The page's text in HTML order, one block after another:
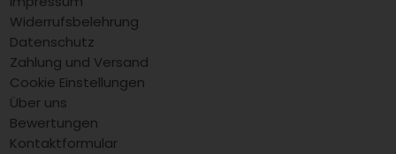
Widerrufsbelehrung
Datenschutz
Zahlung und Versand
Cookie Einstellungen
Über uns
Bewertungen
Kontaktformular